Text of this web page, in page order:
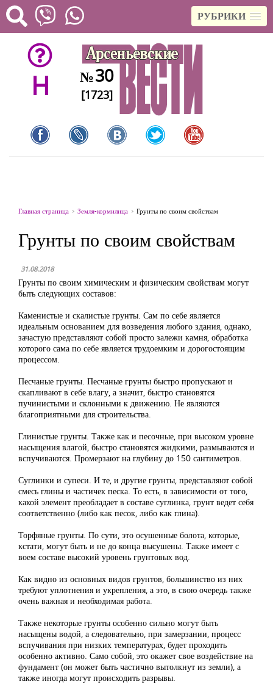
РУБРИКИ
H №30
[1723]
Главная страница Земля-кормилица Грунты по своим свойствам
Грунты по своим свойствам
31.08.2018
Грунты по своим химическим и физическим свойствам могут
быть следующих составов:
Каменистые и скалистые грунты. Сам по себе является
идеальным основанием для возведения любого здания, однако,
зачастую представляют собой просто залежи камня, обработка
которого сама по себе является трудоемким и дорогостоящим
процессом.
Песчаные грунты. Песчаные грунты быстро пропускают и
скапливают в себе влагу, а значит, быстро становятся
пучинистыми и склонными к движению. Не являются
благоприятными для строительства.
Глинистые грунты. Также как и песочные, при высоком уровне
насыщения влагой, быстро становятся жидкими, размываются и
вспучиваются. Промерзают на глубину до 150 сантиметров.
Суглинки и супеси. И те, и другие грунты, представляют собой
смесь глины и частичек песка. То есть, в зависимости от того,
какой элемент преобладает в составе суглинка, грунт ведет себя
соответственно (либо как песок, либо как глина).
Торфяные грунты. По сути, это осушенные болота, которые,
кстати, могут быть и не до конца высушены. Также имеет с
воем составе высокий уровень грунтовых вод.
Как видно из основных видов грунтов, большинство из них
требуют уплотнения и укрепления, а это, в свою очередь также
очень важная и необходимая работа.
Также некоторые грунты особенно сильно могут быть
насыщены водой, а следовательно, при замерзании, процесс
вспучивания при низких температурах, будет проходить
особенно активно. Само собой, это окажет свое воздействие на
фундамент (он может быть частично вытолкнут из земли), а
также иногда могут происходить разрывы.